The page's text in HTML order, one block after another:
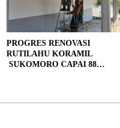
PROGRES RENOVASI
RUTILAHU KORAMIL
SUKOMORO CAPAI 88